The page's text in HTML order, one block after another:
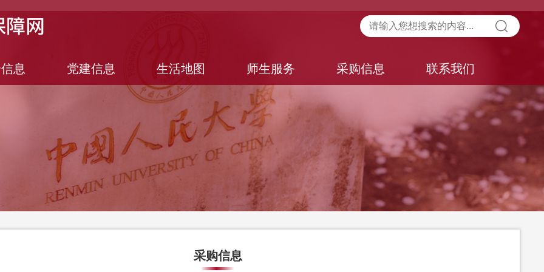
息 党建信息 生活地图 师生服务 采购信息 联系我们
采购信息